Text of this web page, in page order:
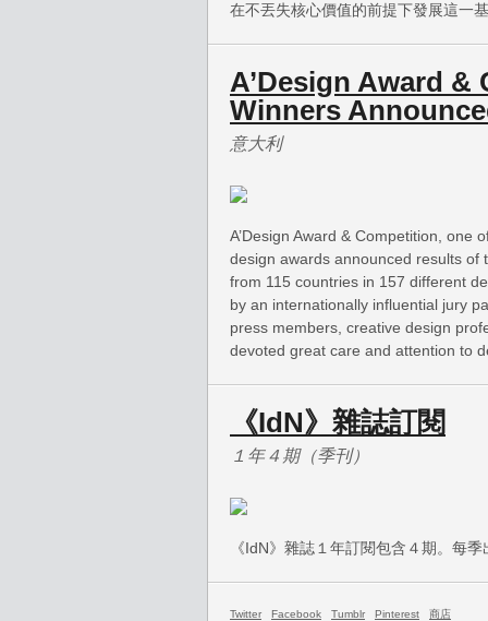
在不丟失核心價值的前提下發展這一
A’Design Award
Winners
意大利
A’Design Award & Competition, one
design awards announced results
from 115 countries in 157 different
by an internationally influential jury
press members, creative design
devoted great care and attention to
《IdN》雜誌訂閱
１年４期（季刊）
《IdN》雜誌１年訂閱包含４期。每
Twitter Facebook Tumblr Pinterest 商店